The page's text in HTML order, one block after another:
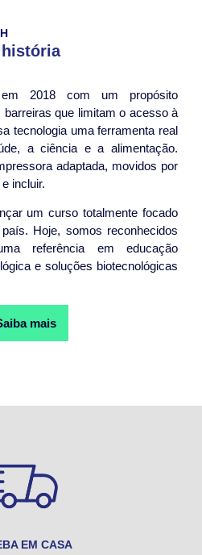
história
2018 com um propósito
que limitam o acesso à
tecnologia uma ferramenta real
a ciência e a alimentação.
adaptada, movidos por
incluir.
um curso totalmente focado
Hoje, somos reconhecidos
referência em educação
e soluções biotecnológicas
mais
EM CASA